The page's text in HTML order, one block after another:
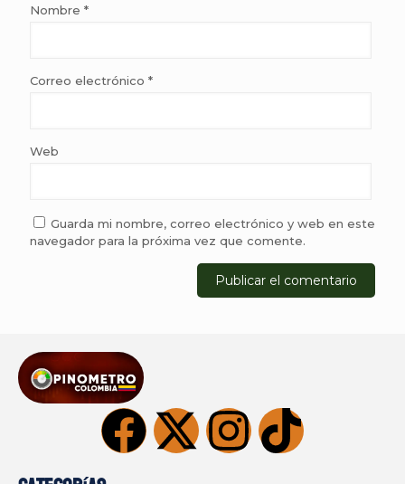
Nombre *
Correo electrónico *
Web
Guarda mi nombre, correo electrónico y web en este
navegador para la próxima vez que comente.